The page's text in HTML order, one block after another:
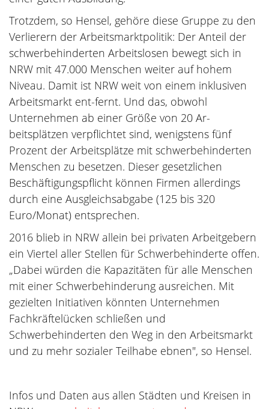
Trotzdem, so Hensel, gehöre diese Gruppe zu den
Verlierern der Arbeitsmarktpolitik: Der Anteil der
schwerbehinderten Arbeitslosen bewegt sich in
NRW mit 47.000 Menschen weiter auf hohem
Niveau. Damit ist NRW weit von einem inklusiven
Arbeitsmarkt ent-fernt. Und das, obwohl
Unternehmen ab einer Größe von 20 Ar-
beitsplätzen verpflichtet sind, wenigstens fünf
Prozent der Arbeitsplätze mit schwerbehinderten
Menschen zu besetzen. Dieser gesetzlichen
Beschäftigungspflicht können Firmen allerdings
durch eine Ausgleichsabgabe (125 bis 320
Euro/Monat) entsprechen.
2016 blieb in NRW allein bei privaten Arbeitgebern
ein Viertel aller Stellen für Schwerbehinderte offen.
„Dabei würden die Kapazitäten für alle Menschen
mit einer Schwerbehinderung ausreichen. Mit
gezielten Initiativen könnten Unternehmen
Fachkräftelücken schließen und
Schwerbehinderten den Weg in den Arbeitsmarkt
und zu mehr sozialer Teilhabe ebnen", so Hensel.
Infos und Daten aus allen Städten und Kreisen in